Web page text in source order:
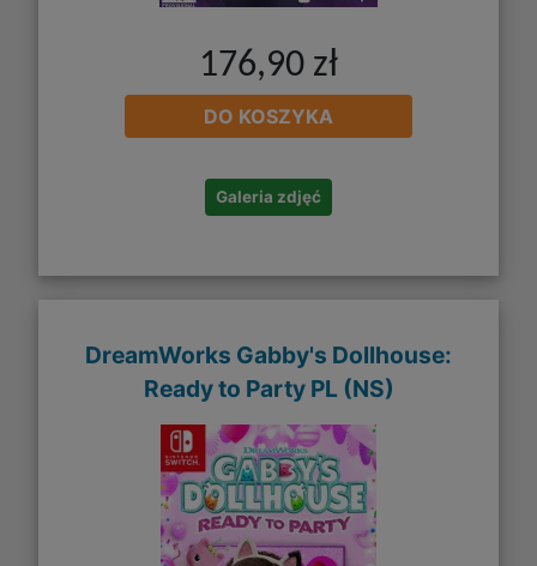
176,90 zł
DO KOSZYKA
Galeria zdjęć
DreamWorks Gabby's Dollhouse:
Ready to Party PL (NS)